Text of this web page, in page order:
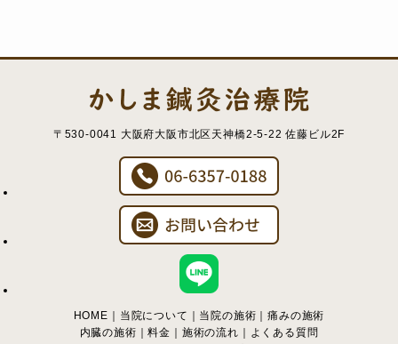
〒530-0041 大阪府大阪市北区天神橋2-5-22 佐藤ビル2F
HOME ｜ 当院について ｜ 当院の施術 ｜痛みの施術
内臓の施術 ｜料金 ｜ 施術の流れ ｜ よくある質問